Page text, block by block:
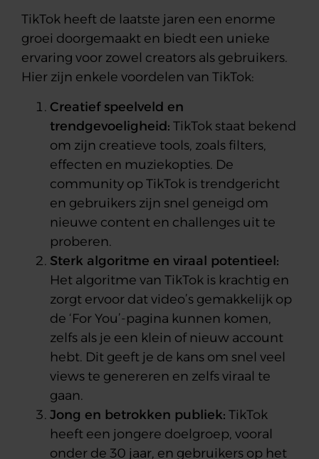
TikTok heeft de laatste jaren een enorme
groei doorgemaakt en biedt een unieke
ervaring voor zowel creators als gebruikers.
Hier zijn enkele voordelen van TikTok:
Creatief speelveld en
trendgevoeligheid: TikTok staat bekend
om zijn creatieve tools, zoals filters,
effecten en muziekopties. De
community op TikTok is trendgericht
en gebruikers zijn snel geneigd om
nieuwe content en challenges uit te
proberen.
Sterk algoritme en viraal potentieel:
Het algoritme van TikTok is krachtig en
zorgt ervoor dat video’s gemakkelijk op
de ‘For You’-pagina kunnen komen,
zelfs als je een klein of nieuw account
hebt. Dit geeft je de kans om snel veel
views te genereren en zelfs viraal te
gaan.
Jong en betrokken publiek: TikTok
heeft een jongere doelgroep, vooral
onder de 30 jaar, en gebruikers op het